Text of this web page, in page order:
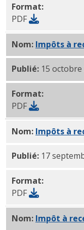
Format:
PDF
Nom: Impôts à
Publié: 15 octobre
Format:
PDF
Nom: Impôts à
Publié: 17
Format:
PDF
Nom: Impôt à